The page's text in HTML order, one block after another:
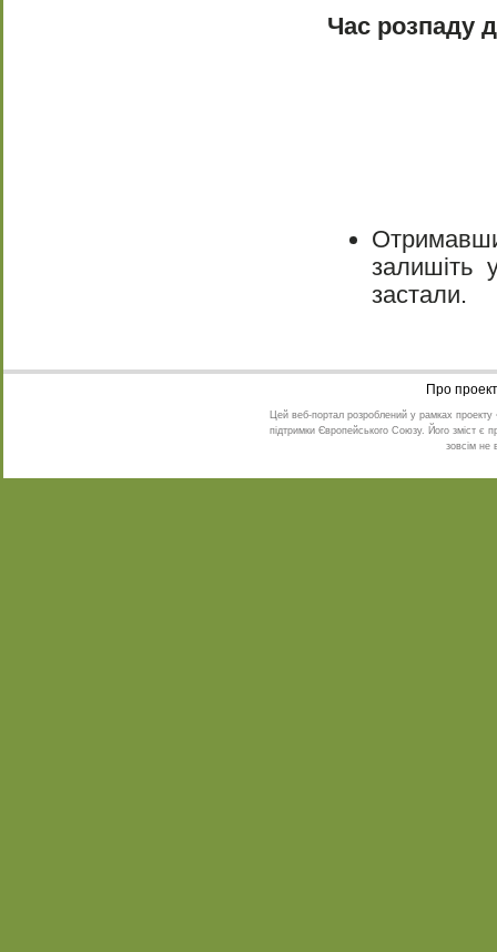
Час розпаду
залишіть
застали.
Про проект
Цей веб-портал розроблений у рамках проекту
підтримки Європейського Союзу. Його зміст є
зовсім не